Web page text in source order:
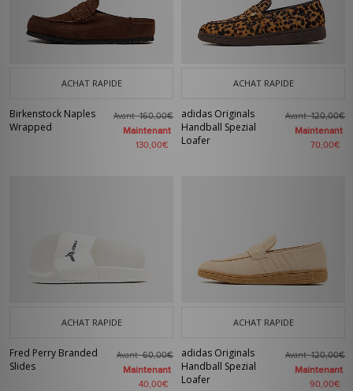
ACHAT RAPIDE
Birkenstock Naples
Wrapped
Avant160,00€
Maintenant
130,00€
ACHAT RAPIDE
adidas Originals
Handball Spezial
Loafer
Avant120,00€
Maintenant
70,00€
ACHAT RAPIDE
Fred Perry Branded
Slides
Avant60,00€
Maintenant
40,00€
ACHAT RAPIDE
adidas Originals
Handball Spezial
Loafer
Avant120,00€
Maintenant
90,00€